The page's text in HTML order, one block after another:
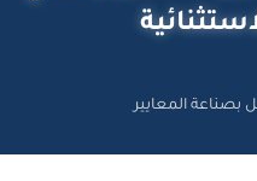
بصناعة المعايير